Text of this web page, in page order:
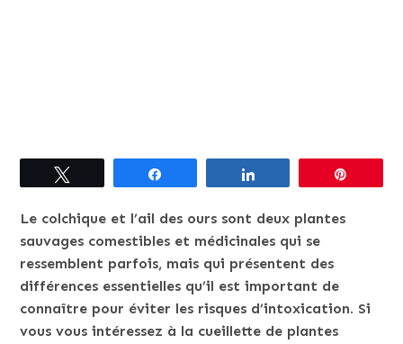
Le colchique et l’ail des ours sont deux plantes
sauvages comestibles et médicinales qui se
ressemblent parfois, mais qui présentent des
différences essentielles qu’il est important de
connaître pour éviter les risques d’intoxication. Si
vous vous intéressez à la cueillette de plantes